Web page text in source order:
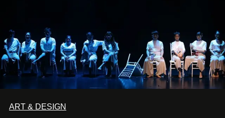
ART & DESIGN